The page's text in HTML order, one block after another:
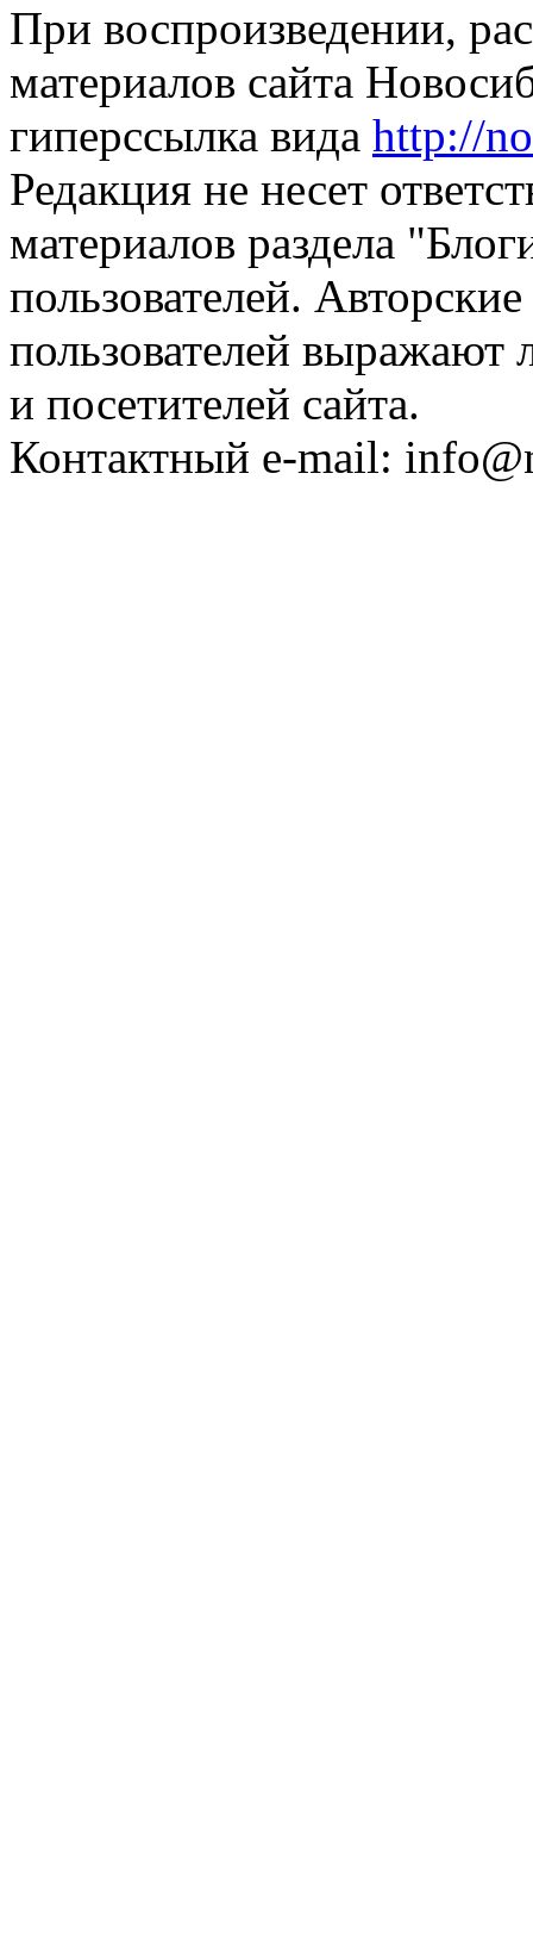
При воспроизведении,
материалов сайта
гиперссылка вида http://
Редакция не несет
материалов раздела
пользователей.
пользователей выражают
и посетителей сайта.
Контактный e-mail: